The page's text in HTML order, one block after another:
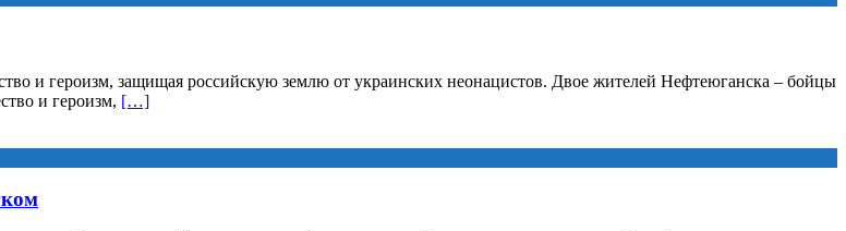
и героизм, защищая российскую землю от украинских неонацистов. Двое жителей Нефтеюганска – бойцы
и героизм, […]